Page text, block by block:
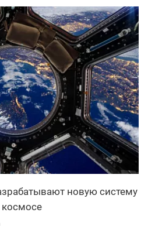
новую систему
космосе